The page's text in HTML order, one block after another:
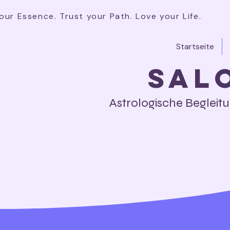
Essence. Trust your Path. Love your Life.
Startseite
Astrologische